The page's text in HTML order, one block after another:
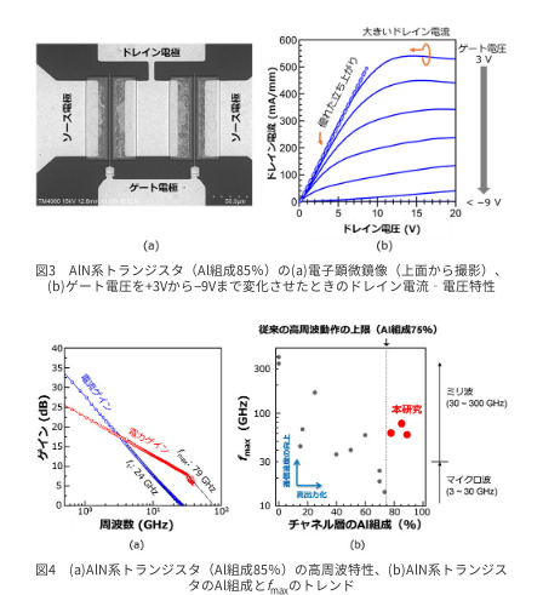
図3 AlN系トランジスタ（Al組成85％）の(a)電子顕微鏡像（上面から撮影）、
(b)ゲート電圧を+3Vから−9Vまで変化させたときのドレイン電流‐電圧特性
図4 (a)AlN系トランジスタ（Al組成85％）の高周波特性、(b)AlN系トランジス
タのAl組成と fmaxのトレンド